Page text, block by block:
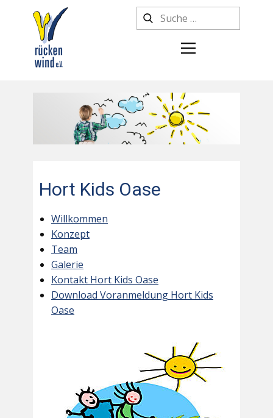
Hort Kids Oase
Willkommen
Konzept
Team
Galerie
Kontakt Hort Kids Oase
Download Voranmeldung Hort Kids
Oase